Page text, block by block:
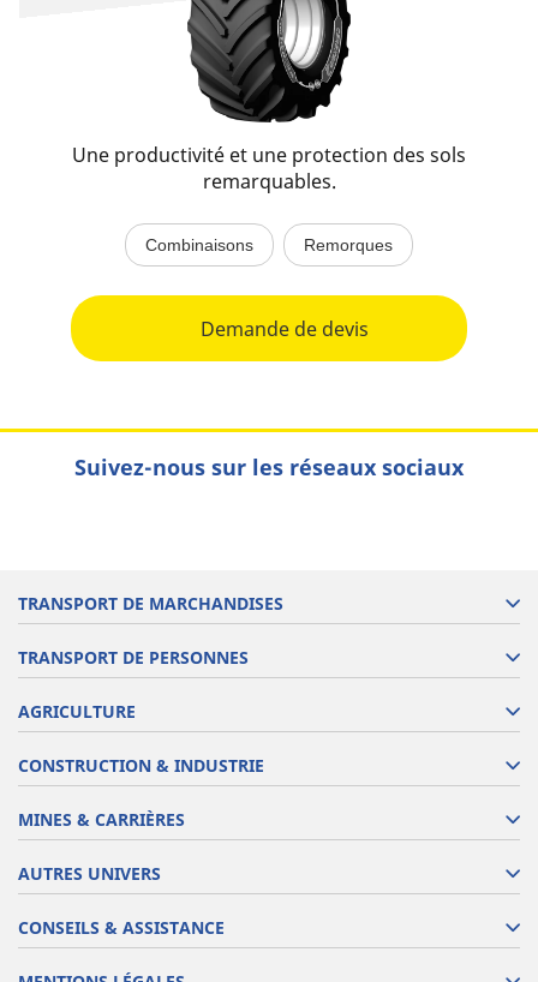
Une productivité et une protection des sols
remarquables.
Combinaisons Remorques
Demande de devis
Suivez-nous sur les réseaux sociaux
TRANSPORT DE MARCHANDISES
TRANSPORT DE PERSONNES
AGRICULTURE
CONSTRUCTION & INDUSTRIE
MINES & CARRIÈRES
AUTRES UNIVERS
CONSEILS & ASSISTANCE